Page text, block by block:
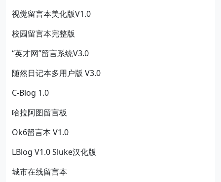
视觉留言本美化版V1.0
校园留言本完整版
“英才网”留言系统V3.0
随然日记本多用户版 V3.0
C-Blog 1.0
哈拉阿图留言板
Ok6留言本 V1.0
LBlog V1.0 Sluke汉化版
城市在线留言本